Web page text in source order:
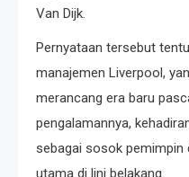
Van Dijk.
Pernyataan tersebut
manajemen Liverpool,
merancang era baru
pengalamannya,
sebagai sosok pemimpin
utama di lini belakang.